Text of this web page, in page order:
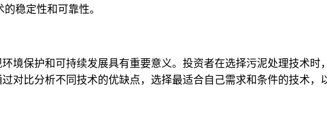
稳定性和可靠性。
境保护和可持续发展具有重要意义。投资者在选择污泥处理技术
对比分析不同技术的优缺点，选择最适合自己需求和条件的技术